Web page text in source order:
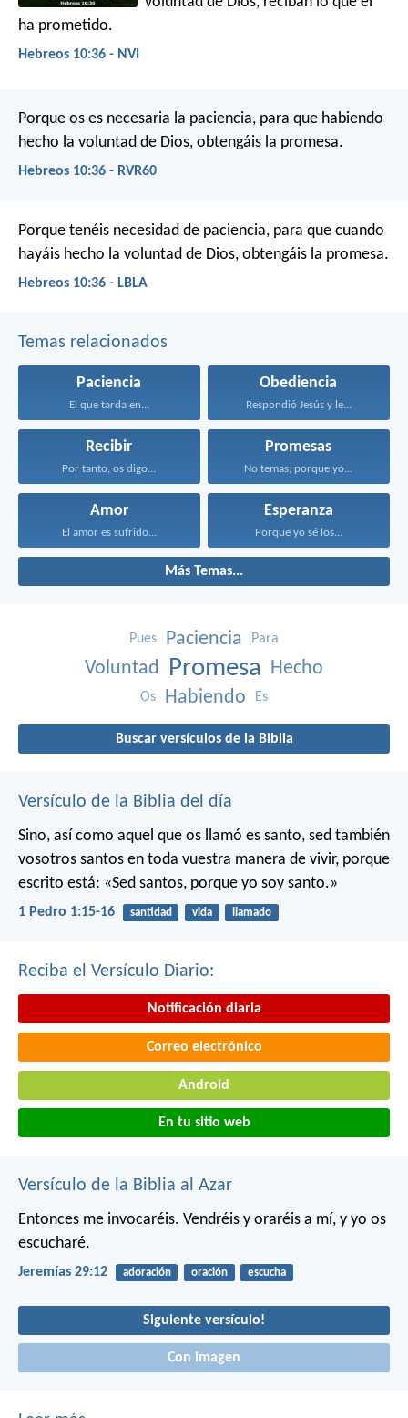
ha prometido.
Hebreos 10:36 - NVI
Porque os es necesaria la paciencia, para que habiendo
hecho la voluntad de Dios, obtengáis la promesa.
Hebreos 10:36 - RVR60
Porque tenéis necesidad de paciencia, para que cuando
hayáis hecho la voluntad de Dios, obtengáis la promesa.
Hebreos 10:36 - LBLA
Temas relacionados
Paciencia
El que tarda en...
Obediencia
Respondió Jesús y le...
Recibir
Por tanto, os digo...
Promesas
No temas, porque yo...
Amor
El amor es sufrido...
Esperanza
Porque yo sé los...
Más Temas...
Pues Paciencia Para
Voluntad Promesa Hecho
Os Habiendo Es
Buscar versículos de la Biblia
Versículo de la Biblia del día
Sino, así como aquel que os llamó es santo, sed también
vosotros santos en toda vuestra manera de vivir, porque
escrito está: «Sed santos, porque yo soy santo.»
1 Pedro 1:15-16 santidad vida llamado
Reciba el Versículo Diario:
Notificación diaria
Correo electrónico
Android
En tu sitio web
Versículo de la Biblia al Azar
Entonces me invocaréis. Vendréis y oraréis a mí, y yo os
escucharé.
Jeremías 29:12 adoración oración escucha
Siguiente versículo!
Con imagen